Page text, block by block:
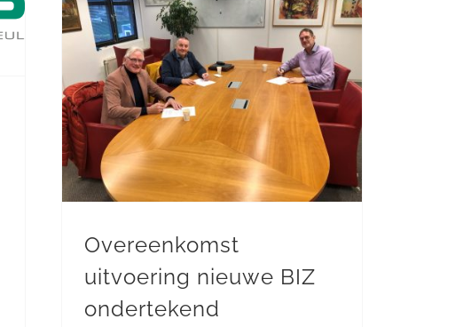
Overeenkomst
uitvoering nieuwe BIZ
ondertekend